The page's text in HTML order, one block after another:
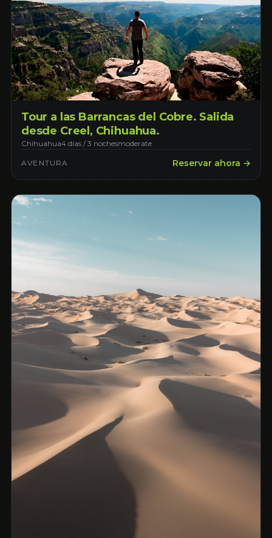
Tour a las Barrancas del Cobre. Salida
desde Creel, Chihuahua.
Chihuahua4 días / 3 nochesmoderate
AVENTURA Reservar ahora →